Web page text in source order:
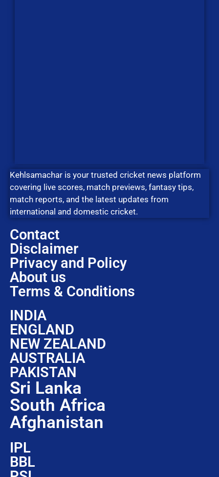
Kehlsamachar is your trusted cricket news platform
covering live scores, match previews, fantasy tips,
match reports, and the latest updates from
international and domestic cricket.
Contact
Disclaimer
Privacy and Policy
About us
Terms & Conditions
INDIA
ENGLAND
NEW ZEALAND
AUSTRALIA
PAKISTAN
Sri Lanka
South Africa
Afghanistan
IPL
BBL